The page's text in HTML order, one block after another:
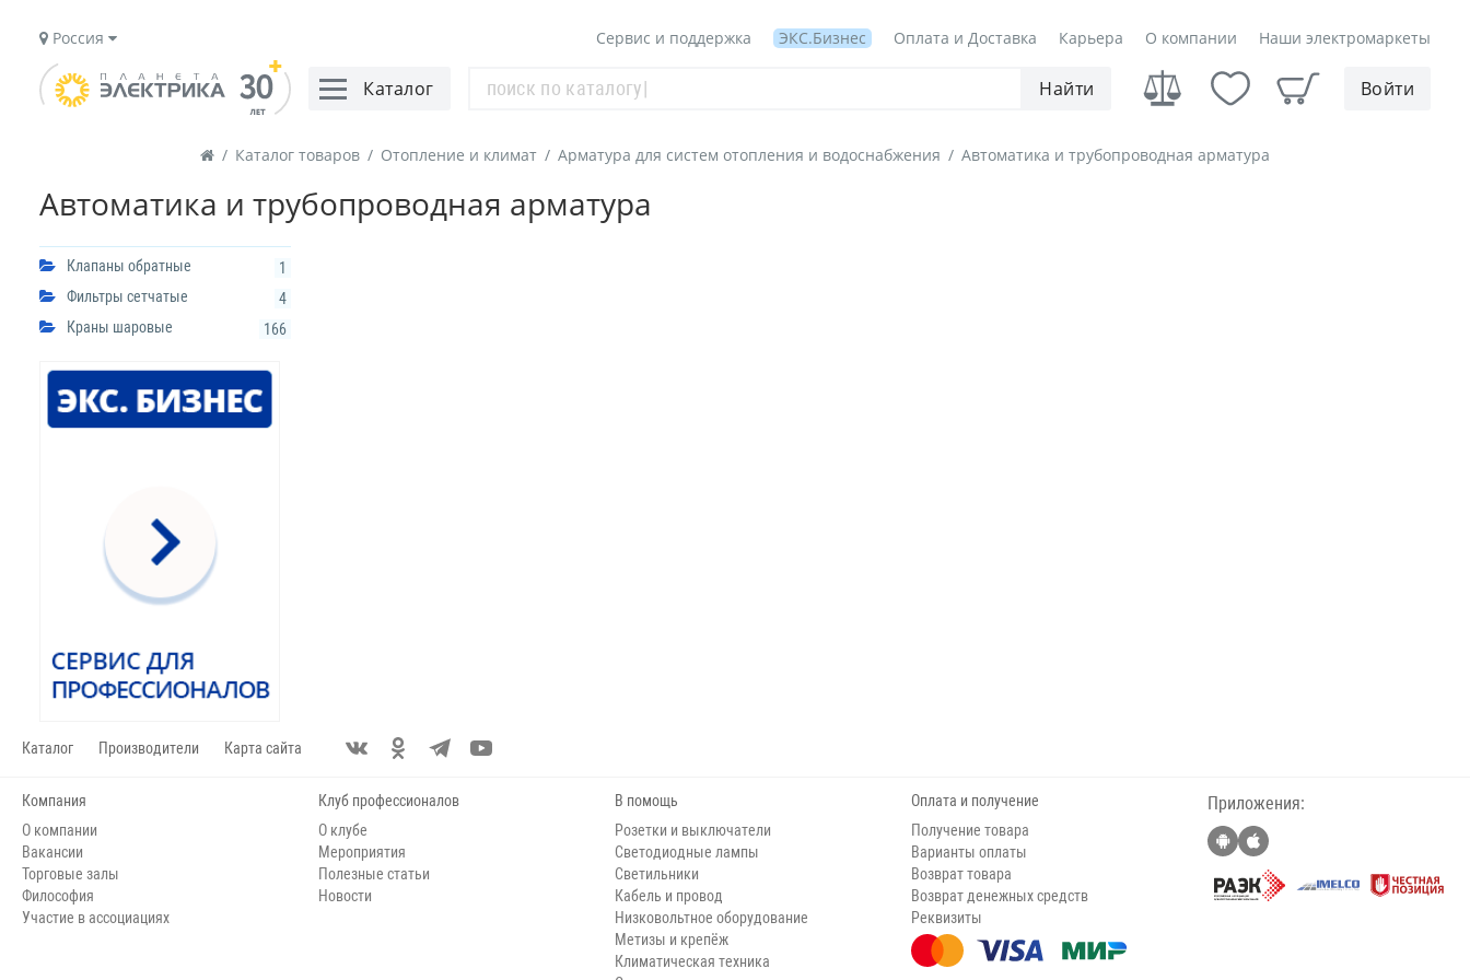
Россия Сервис и поддержка ЭКС.Бизнес Оплата и Доставка Карьера О компании Наши электромаркеты
Каталог Найти Войти
/ Каталог товаров / Отопление и климат / Арматура для систем отопления и водоснабжения / Автоматика и трубопроводная арматура
Автоматика и трубопроводная арматура
Клапаны обратные
1
Фильтры сетчатые
4
Краны шаровые
166
Каталог Производители Карта сайта
Компания
О компании
Вакансии
Торговые залы
Философия
Участие в ассоциациях
Клуб профессионалов
О клубе
Мероприятия
Полезные статьи
Новости
В помощь
Розетки и выключатели
Светодиодные лампы
Светильники
Кабель и провод
Низковольтное оборудование
Метизы и крепёж
Климатическая техника
Оплата и получение
Получение товара
Варианты оплаты
Возврат товара
Возврат денежных средств
Реквизиты
Приложения: